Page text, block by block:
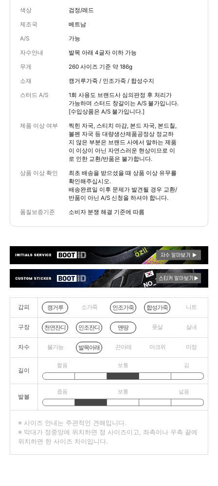
색상 검정/레드
제조국 베트남
A/S 가능
자수안내 발목 아래 4글자 이하 가능
무게 260 사이즈 기준 약 186g
소재 캥거루가죽 / 인조가죽 / 합성수지
스터드 A/S
1회 사용도 브랜드사 심의판정 후 처리가
가능하며 스터드 창갈이는 A/S 불가입니다.
[수입상품은 A/S 불가입니다.]
제품 이상 여부
찍힌 자국, 스티치 마감, 본드 자국, 본드칠,
볼펜 자국 등 대량생산제품공정상 정교하
지 않은 부분은 브랜드 사에서 말하는 제품
이 이상이 아닌 자연스러운 현상이므로 이
로 인한 교환/반품은 불가합니다.
상품 이상 확인
최초 배송을 받으셨을 때 상품 이상 유무를
확인해주십시오.
배송완료일 이후 문제가 발견될 경우 교환/
반품이 아닌 A/S 신청을 하셔야 합니다.
품질보증기준 소비자 분쟁 해결 기준에 따름
갑피 캥거루 소가죽 인조가죽 합성가죽 니트
구장 천연잔디 인조잔디 맨땅 풋살 실내
자수 불가능 발목아래 끈아래 마크위 미정
길이
짧음 보통 김
발볼
좁음 보통 넓음
※ 사이즈 안내는 주관적인 견해입니다.
※ 막대가 정중앙에 위치하면 정 사이즈이고, 좌측이나 우측 끝에
위치하면 한 사이즈 차이입니다.